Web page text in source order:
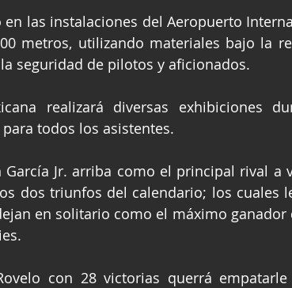
las instalaciones del Aeropuerto
metros, utilizando materiales bajo la
seguridad de pilotos y aficionados.
realizará diversas exhibiciones
todos los asistentes.
García Jr. arriba como el principal rival a
dos triunfos del calendario; los cuales
en solitario como el máximo ganador
con 28 victorias querrá